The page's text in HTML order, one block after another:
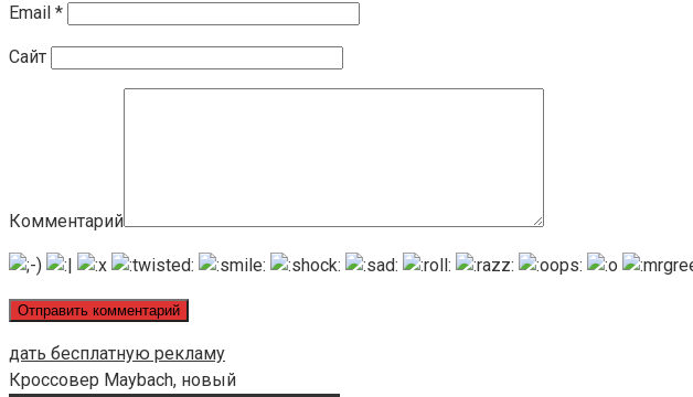
Email *
Сайт
Комментарий
дать бесплатную рекламу
Кроссовер Maybach, новый